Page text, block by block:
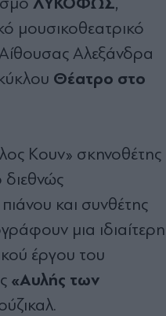
μουσικοθεατρικό
Αλεξάνδρα
Θέατρο στο
Κουν» σκηνοθέτης
διεθνώς
και συνθέτης
μια ιδιαίτερη
έργου του
«Αυλής των